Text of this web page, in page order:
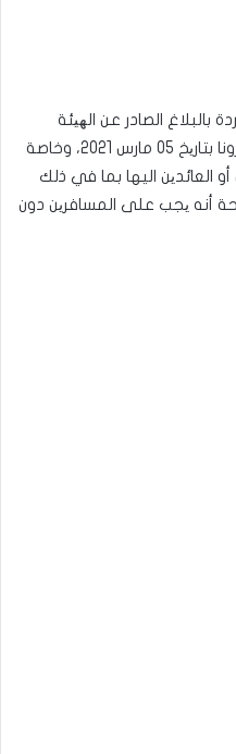
بالبلاغ الصادر عن الھیئة
الوطنیة لمجابھة انتشار فیروس كورونا بتاریخ 05 مارس 2021، وخاصة
العائدین اليها بما في ذلك
أنه یجب على المسافرین دون